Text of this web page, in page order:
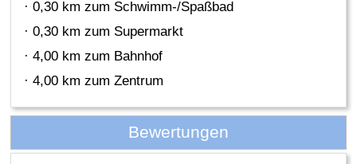
· 0,30 km zum Schwimm-/Spaßbad
· 0,30 km zum Supermarkt
· 4,00 km zum Bahnhof
· 4,00 km zum Zentrum
Bewertungen